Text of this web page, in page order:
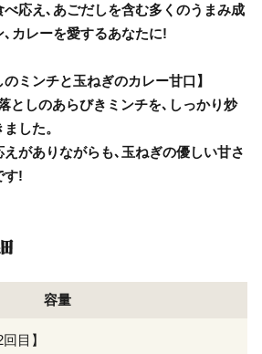
応え､あごだしを含む多くのうまみ成
カレーを愛するあなたに!
のミンチと玉ねぎのカレー甘口】
としのあらびきミンチを､しっかり炒
した。
がありながらも､玉ねぎの優しい甘さ
す!
容量
目】